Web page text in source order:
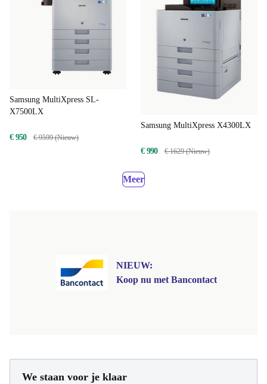
Samsung MultiXpress SL-
X7500LX
€ 950 € 9599 (Nieuw)
Samsung MultiXpress X4300LX
€ 990 € 1629 (Nieuw)
Meer
NIEUW:
Koop nu met Bancontact
We staan voor je klaar